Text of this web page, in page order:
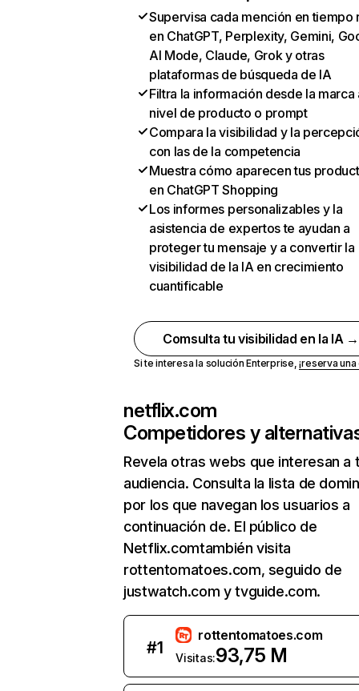
Supervisa cada mención en tiempo
en ChatGPT, Perplexity, Gemini,
AI Mode, Claude, Grok y otras
plataformas de búsqueda de IA
Filtra la información desde la marca
nivel de producto o prompt
Compara la visibilidad y la
con las de la competencia
Muestra cómo aparecen tus
en ChatGPT Shopping
Los informes personalizables y la
asistencia de expertos te ayudan a
proteger tu mensaje y a convertir la
visibilidad de la IA en crecimiento
cuantificable
Comsulta tu visibilidad en la IA →
Si te interesa la solución Enterprise,¡reserva
netflix.com
Competidores y
Revela otras webs que interesan a
audiencia. Consulta la lista de
por los que navegan los usuarios a
continuación de. El público de
Netflix.comtambién visita
rottentomatoes.com, seguido de
justwatch.com y tvguide.com.
#1
rottentomatoes.com
Visitas:93,75 M